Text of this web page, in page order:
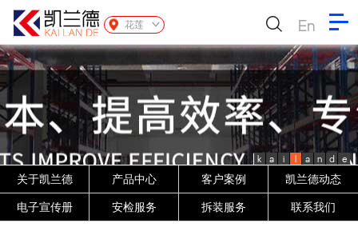
花莲 En
k a i l a n d e
关于凯兰德 产品中心 客户案例 凯兰德动态
电子宣传册 安检服务 拆装服务 联系我们